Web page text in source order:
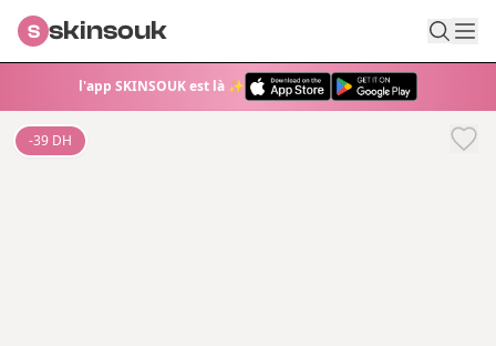
l'app SKINSOUK est là ✨
S skinsouk
-39 DH